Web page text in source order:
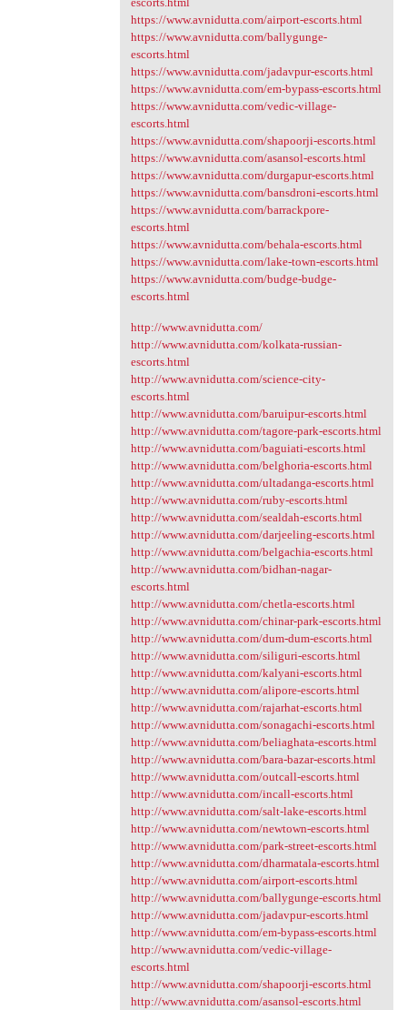
https://www.avnidutta.com/airport-escorts.html
https://www.avnidutta.com/ballygunge-
escorts.html
https://www.avnidutta.com/jadavpur-escorts.html
https://www.avnidutta.com/em-bypass-escorts.html
https://www.avnidutta.com/vedic-village-
escorts.html
https://www.avnidutta.com/shapoorji-escorts.html
https://www.avnidutta.com/asansol-escorts.html
https://www.avnidutta.com/durgapur-escorts.html
https://www.avnidutta.com/bansdroni-escorts.html
https://www.avnidutta.com/barrackpore-
escorts.html
https://www.avnidutta.com/behala-escorts.html
https://www.avnidutta.com/lake-town-escorts.html
https://www.avnidutta.com/budge-budge-
escorts.html
http://www.avnidutta.com/
http://www.avnidutta.com/kolkata-russian-
escorts.html
http://www.avnidutta.com/science-city-
escorts.html
http://www.avnidutta.com/baruipur-escorts.html
http://www.avnidutta.com/tagore-park-escorts.html
http://www.avnidutta.com/baguiati-escorts.html
http://www.avnidutta.com/belghoria-escorts.html
http://www.avnidutta.com/ultadanga-escorts.html
http://www.avnidutta.com/ruby-escorts.html
http://www.avnidutta.com/sealdah-escorts.html
http://www.avnidutta.com/darjeeling-escorts.html
http://www.avnidutta.com/belgachia-escorts.html
http://www.avnidutta.com/bidhan-nagar-
escorts.html
http://www.avnidutta.com/chetla-escorts.html
http://www.avnidutta.com/chinar-park-escorts.html
http://www.avnidutta.com/dum-dum-escorts.html
http://www.avnidutta.com/siliguri-escorts.html
http://www.avnidutta.com/kalyani-escorts.html
http://www.avnidutta.com/alipore-escorts.html
http://www.avnidutta.com/rajarhat-escorts.html
http://www.avnidutta.com/sonagachi-escorts.html
http://www.avnidutta.com/beliaghata-escorts.html
http://www.avnidutta.com/bara-bazar-escorts.html
http://www.avnidutta.com/outcall-escorts.html
http://www.avnidutta.com/incall-escorts.html
http://www.avnidutta.com/salt-lake-escorts.html
http://www.avnidutta.com/newtown-escorts.html
http://www.avnidutta.com/park-street-escorts.html
http://www.avnidutta.com/dharmatala-escorts.html
http://www.avnidutta.com/airport-escorts.html
http://www.avnidutta.com/ballygunge-escorts.html
http://www.avnidutta.com/jadavpur-escorts.html
http://www.avnidutta.com/em-bypass-escorts.html
http://www.avnidutta.com/vedic-village-
escorts.html
http://www.avnidutta.com/shapoorji-escorts.html
http://www.avnidutta.com/asansol-escorts.html